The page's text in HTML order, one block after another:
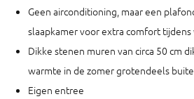
Geen airconditioning, maar een
slaapkamer voor extra comfort
Dikke stenen muren van circa 50 cm
warmte in de zomer grotendeels
Eigen entree